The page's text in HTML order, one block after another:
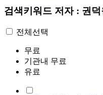
검색키워드 저자 : 권덕
전체선택
무료
기관내 무료
유료